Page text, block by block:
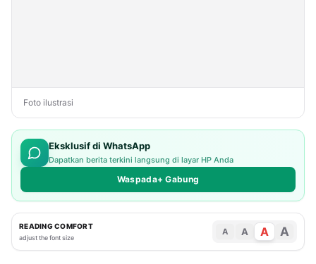
Foto ilustrasi
Eksklusif di WhatsApp
Dapatkan berita terkini langsung di layar HP Anda
Waspada+ Gabung
READING COMFORT
adjust the font size
A A A A